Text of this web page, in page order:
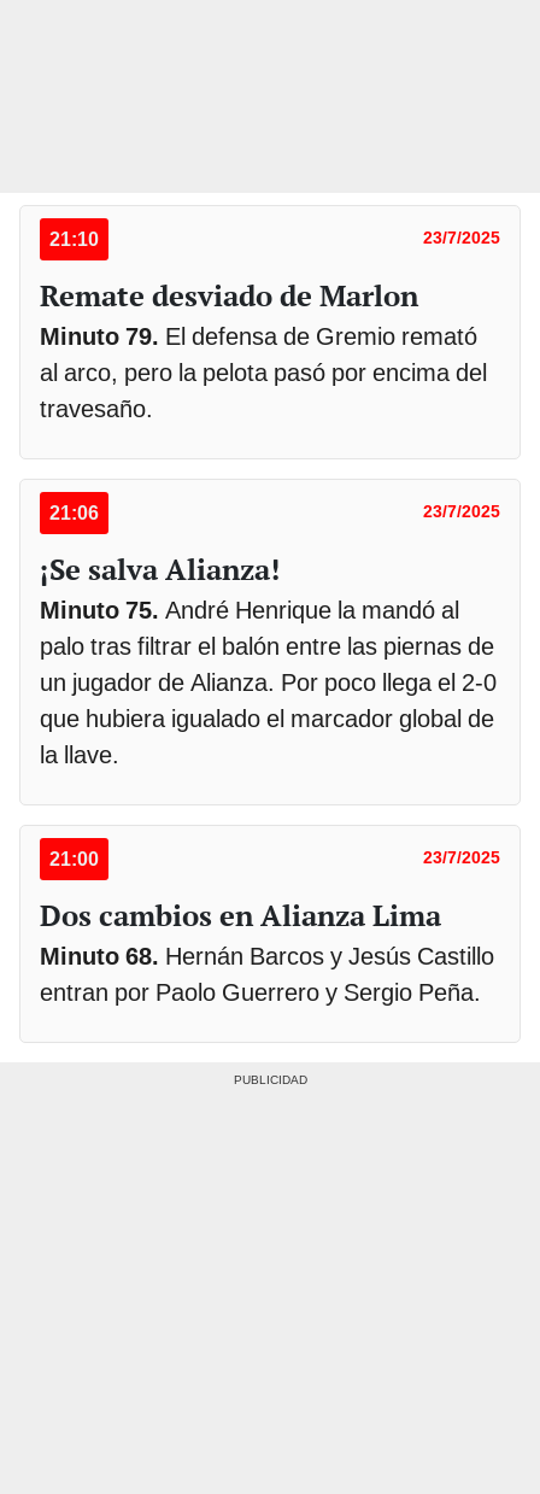
21:10 23/7/2025
Remate desviado de Marlon
Minuto 79. El defensa de Gremio remató
al arco, pero la pelota pasó por encima del
travesaño.
21:06 23/7/2025
¡Se salva Alianza!
Minuto 75. André Henrique la mandó al
palo tras filtrar el balón entre las piernas de
un jugador de Alianza. Por poco llega el 2-0
que hubiera igualado el marcador global de
la llave.
21:00 23/7/2025
Dos cambios en Alianza Lima
Minuto 68. Hernán Barcos y Jesús Castillo
entran por Paolo Guerrero y Sergio Peña.